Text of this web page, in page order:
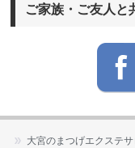
ご家族・ご友人と
大宮のまつげエクステ